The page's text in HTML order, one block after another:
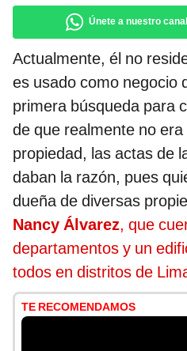
Únete a nuestro
Actualmente, él no
es usado como negocio
primera búsqueda para
de que realmente no
propiedad, las actas de
daban la razón, pues
dueña de diversas
Nancy Álvarez, que
departamentos y un
todos en distritos de
TE RECOMENDAMOS